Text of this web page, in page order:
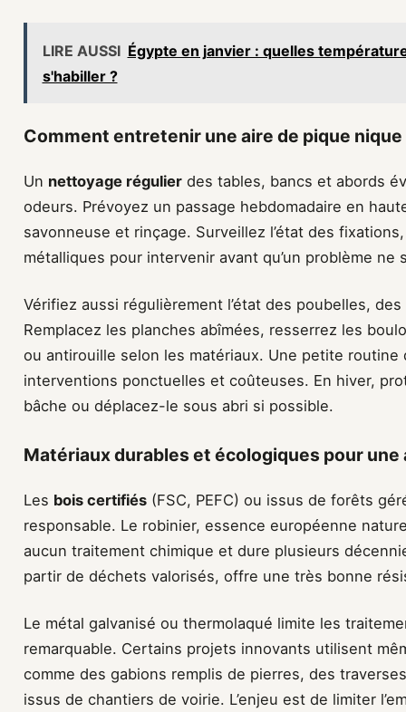
LIRE AUSSI Égypte en janvier : quelles
s'habiller ?
Comment entretenir une aire de pique
Un nettoyage régulier des tables, bancs et abords
odeurs. Prévoyez un passage hebdomadaire en
savonneuse et rinçage. Surveillez l’état des
métalliques pour intervenir avant qu’un problème ne
Vérifiez aussi régulièrement l’état des poubelles,
Remplacez les planches abîmées, resserrez les
ou antirouille selon les matériaux. Une petite routine
interventions ponctuelles et coûteuses. En hiver,
bâche ou déplacez-le sous abri si possible.
Matériaux durables et écologiques pour
Les bois certifiés (FSC, PEFC) ou issus de forêts
responsable. Le robinier, essence européenne
aucun traitement chimique et dure plusieurs
partir de déchets valorisés, offre une très bonne
Le métal galvanisé ou thermolaqué limite les
remarquable. Certains projets innovants utilisent
comme des gabions remplis de pierres, des
issus de chantiers de voirie. L’enjeu est de limiter